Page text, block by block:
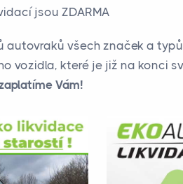
jsou ZDARMA
všech značek a
vozidla, které je již na konci
Vám!